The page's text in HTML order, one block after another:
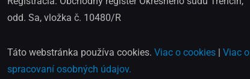
odd. Sa, vložka č. 10480/R
Táto webstránka používa cookies. Viac o cookies | Viac o
spracovaní osobných údajov.